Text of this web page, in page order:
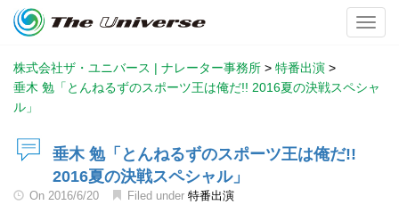
株式会社ザ・ユニバース | ナレーター事務所 > 特番出演 >
垂木 勉「とんねるずのスポーツ王は俺だ!! 2016夏の決戦スペシャ
ル」
垂木 勉「とんねるずのスポーツ王は俺だ!!
2016夏の決戦スペシャル」
On 2016/6/20 Filed under 特番出演